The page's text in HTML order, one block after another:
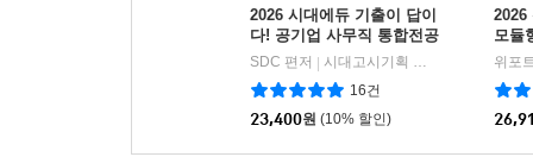
2026 시대에듀 기출이 답이
다! 공기업 사무직 통합전공
(경영학/경제학/행정학/법
SDC 편저
시대고시기획 시대교육
16건
23,400원 (10% 할인)
2026
모듈
위포